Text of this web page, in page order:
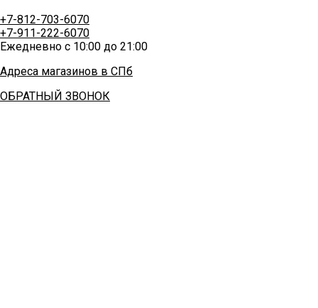
+7-812-703-6070
+7-911-222-6070
Ежедневно с 10:00 до 21:00
Адреса магазинов в СПб
ОБРАТНЫЙ ЗВОНОК